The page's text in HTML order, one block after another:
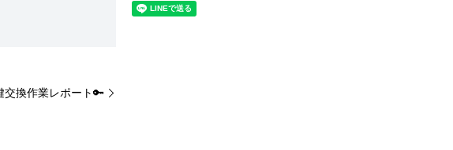
交換作業レポート🔑